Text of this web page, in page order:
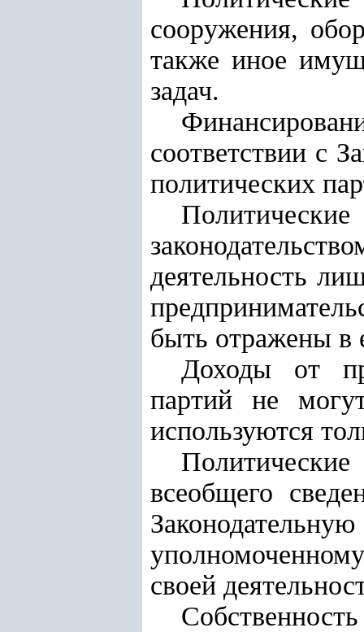
сооружения,
также иное
задач.
соответствии с
политических
деятельность
быть отражены в
Доходы от
партий не
используются
всеобщего
своей